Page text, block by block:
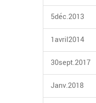
5déc.2013
1avril2014
30sept.2017
Janv.2018